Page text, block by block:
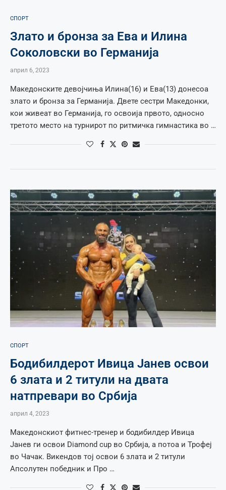
СПОРТ
Злато и бронза за Ева и Илина
Соколовски во Германија
април 6, 2023
Македонските девојчиња Илина(16) и Ева(13) донесоа
злато и бронза за Германија. Двете сестри Македонки,
кои живеат во Германија, го освоија првото, односно
третото место на турнирот по ритмичка гимнастика во …
СПОРТ
Бодибилдерот Ивица Јанев освои
6 злата и 2 титули на двата
натпревари во Србија
април 4, 2023
Maкедонскиот фитнес-тренер и бодибилдер Ивица
Јанев ги освои Diamond cup во Србија, а потоа и Трофеј
во Чачак. Викендов тој освои 6 злата и 2 титули
Апсолутен победник и Про …